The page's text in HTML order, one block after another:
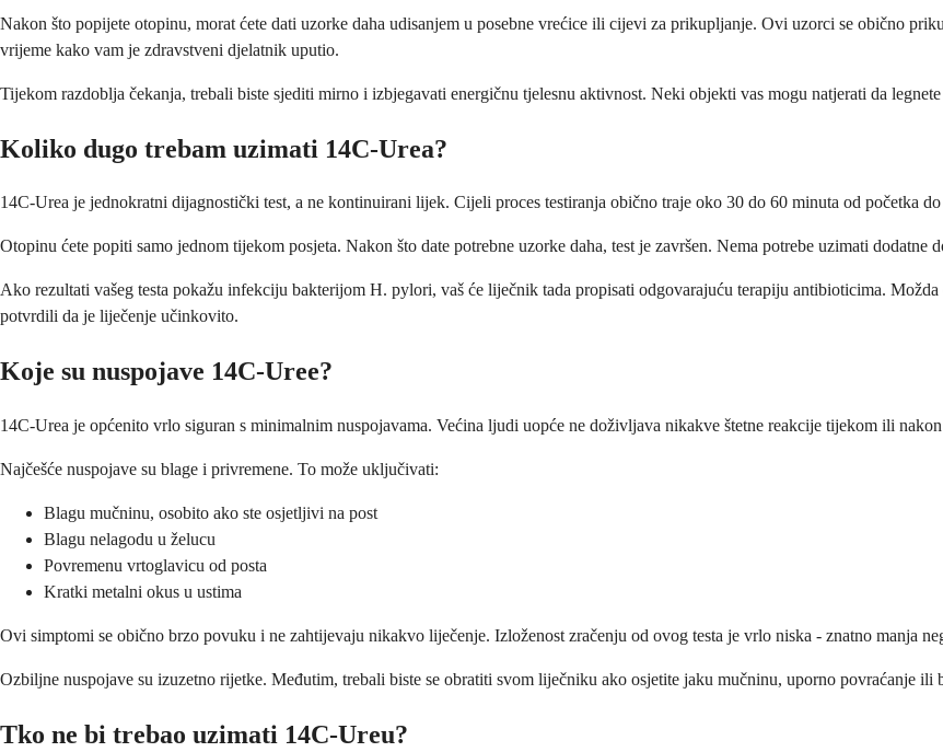
Nakon što popijete otopinu, morat ćete dati uzorke daha udisanjem u posebne vrećice ili cijevi za prikupljanje. Ovi uzorci se obično
vrijeme kako vam je zdravstveni djelatnik uputio.
Tijekom razdoblja čekanja, trebali biste sjediti mirno i izbjegavati energičnu tjelesnu aktivnost. Neki objekti vas mogu natjerati da
Koliko dugo trebam uzimati 14C-Urea?
14C-Urea je jednokratni dijagnostički test, a ne kontinuirani lijek. Cijeli proces testiranja obično traje oko 30 do 60 minuta od početka
Otopinu ćete popiti samo jednom tijekom posjeta. Nakon što date potrebne uzorke daha, test je završen. Nema potrebe uzimati
Ako rezultati vašeg testa pokažu infekciju bakterijom H. pylori, vaš će liječnik tada propisati odgovarajuću terapiju antibioticima.
potvrdili da je liječenje učinkovito.
Koje su nuspojave 14C-Uree?
14C-Urea je općenito vrlo siguran s minimalnim nuspojavama. Većina ljudi uopće ne doživljava nikakve štetne reakcije tijekom ili nakon
Najčešće nuspojave su blage i privremene. To može uključivati:
Blagu mučninu, osobito ako ste osjetljivi na post
Blagu nelagodu u želucu
Povremenu vrtoglavicu od posta
Kratki metalni okus u ustima
Ovi simptomi se obično brzo povuku i ne zahtijevaju nikakvo liječenje. Izloženost zračenju od ovog testa je vrlo niska - znatno manja
Ozbiljne nuspojave su izuzetno rijetke. Međutim, trebali biste se obratiti svom liječniku ako osjetite jaku mučninu, uporno povraćanje ili
Tko ne bi trebao uzimati 14C-Ureu?